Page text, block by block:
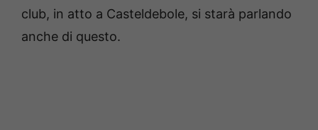
club, in atto a Casteldebole, si starà parlando
anche di questo.